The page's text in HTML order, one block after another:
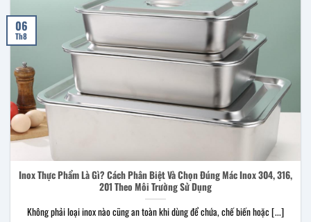
Inox Thực Phẩm Là Gì? Cách Phân Biệt Và Chọn Đúng Mác Inox 304, 316,
201 Theo Môi Trường Sử Dụng
Không phải loại inox nào cũng an toàn khi dùng để chứa, chế biến hoặc [...]
06
Th8